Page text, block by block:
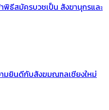
ธีสมัครบวชเป็น สังฆานุกรและ
มยินดีกับสังฆมณฑลเชียงใหม่